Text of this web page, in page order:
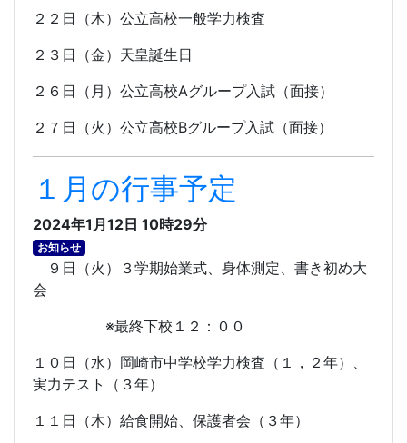
２２日（木）公立高校一般学力検査
２３日（金）天皇誕生日
２６日（月）公立高校Aグループ入試（面接）
２７日（火）公立高校Bグループ入試（面接）
１月の行事予定
2024年1月12日 10時29分
お知らせ
９日（火）３学期始業式、身体測定、書き初め大
会
※最終下校１２：００
１０日（水）岡崎市中学校学力検査（１，２年）、
実力テスト（３年）
１１日（木）給食開始、保護者会（３年）